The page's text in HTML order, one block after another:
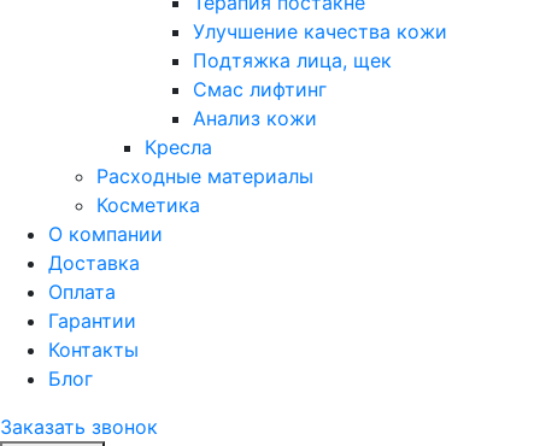
Улучшение качества кожи
Подтяжка лица, щек
Смас лифтинг
Анализ кожи
Кресла
Расходные материалы
Косметика
О компании
Доставка
Оплата
Гарантии
Контакты
Блог
Заказать звонок